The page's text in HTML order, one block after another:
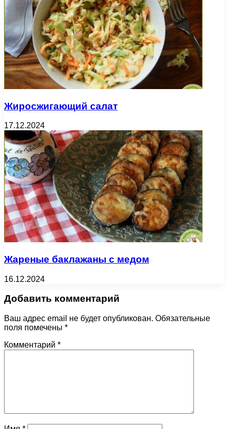
Жиросжигающий салат
17.12.2024
Жареные баклажаны с медом
16.12.2024
Добавить комментарий
Ваш адрес email не будет опубликован. Обязательные
поля помечены *
Комментарий *